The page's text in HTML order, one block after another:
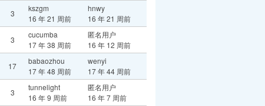
3
kszgm
16 年 21 周前
hnwy
16 年 21 周前
3
cucumba
17 年 38 周前
匿名用户
16 年 12 周前
17
babaozhou
17 年 48 周前
wenyi
17 年 44 周前
3
tunnelight
16 年 9 周前
匿名用户
16 年 7 周前